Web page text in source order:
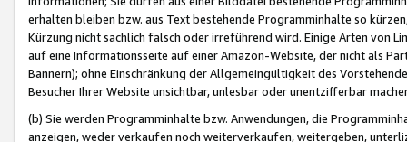
erhalten bleiben bzw. aus Text bestehende Programminhalte so
Kürzung nicht sachlich falsch oder irreführend wird. Einige Arten von
auf eine Informationsseite auf einer Amazon-Website, der nicht als
Bannern); ohne Einschränkung der Allgemeingültigkeit des
Besucher Ihrer Website unsichtbar, unlesbar oder unentzifferbar
(b) Sie werden Programminhalte bzw. Anwendungen, die
anzeigen, weder verkaufen noch weiterverkaufen, weitergeben,